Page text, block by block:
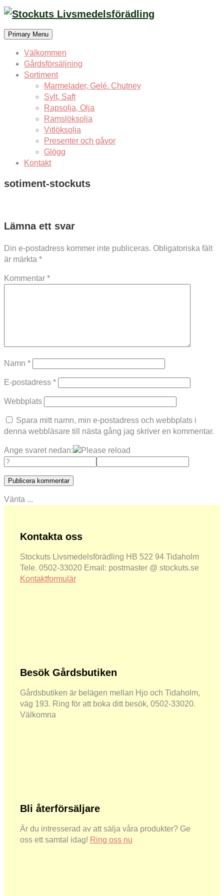
Skip
content
Primary Menu
Välkommen
Gårdsförsäljning
Sortiment
Marmelader, Gelé. Chutney
Sylt, Saft
Rapsolja, Olja
Ramslöksolja
Vitlöksolja
Presenter och gåvor
Glögg
Kontakt
sotiment-stockuts
Lämna ett svar
Din e-postadress kommer inte publiceras. Obligatoriska fält
är märkta *
Kommentar *
Namn *
E-postadress *
Webbplats
Spara mitt namn, min e-postadress och webbplats i
denna webbläsare till nästa gång jag skriver en kommentar.
Ange svaret nedan:
Vänta ...
Kontakta oss
Stockuts Livsmedelsförädling HB 522 94 Tidaholm
Tele. 0502-33020 Email: postmaster @ stockuts.se
Kontaktformulär
Besök Gårdsbutiken
Gårdsbutiken är belägen mellan Hjo och Tidaholm,
väg 193. Ring för att boka ditt besök, 0502-33020.
Välkomna
Bli återförsäljare
Är du intresserad av att sälja våra produkter? Ge
oss ett samtal idag! Ring oss nu